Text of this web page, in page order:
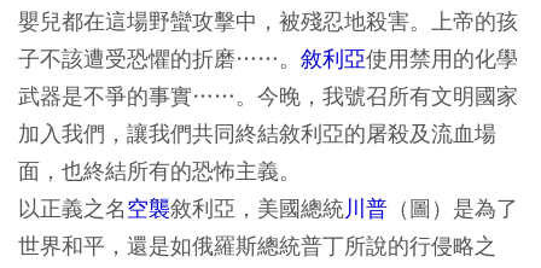
嬰兒都在這場野蠻攻擊中，被殘忍地殺害。上帝的孩
子不該遭受恐懼的折磨……。 敘利亞使用禁用的化學
武器是不爭的事實……。今晚，我號召所有文明國家
加入我們，讓我們共同終結敘利亞的屠殺及流血場
面，也終結所有的恐怖主義。
以正義之名空襲敘利亞，美國總統川普 （圖）是為了
世界和平，還是如俄羅斯總統普丁所說的行侵略之